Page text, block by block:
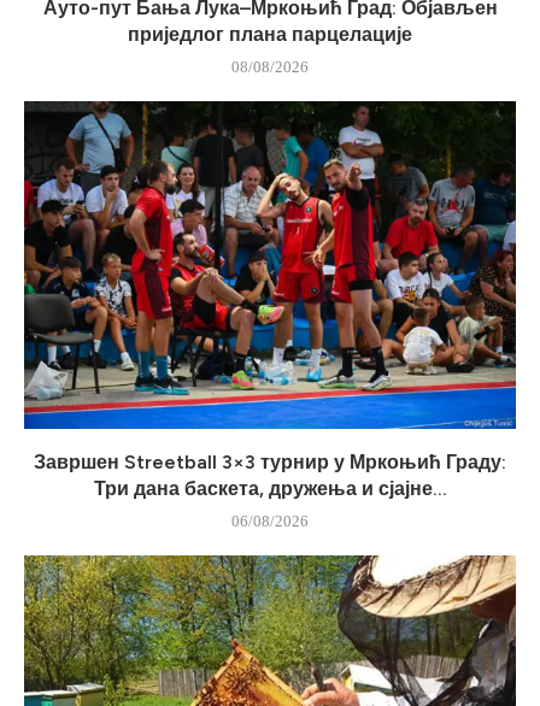
Ауто-пут Бања Лука–Мркоњић Град: Објављен
приједлог плана парцелације
08/08/2026
Завршен Streetball 3×3 турнир у Мркоњић Граду:
Три дана баскета, дружења и сјајне...
06/08/2026